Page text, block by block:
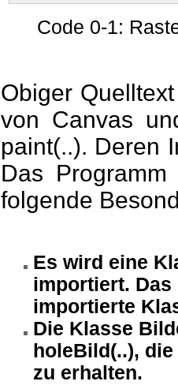
Code 0-1:
Obiger
von Canvas
paint(..). Deren
Das
folgende
Es wird eine
importiert.
importierte
Die Klasse
holeBild(..),
zu erhalten.